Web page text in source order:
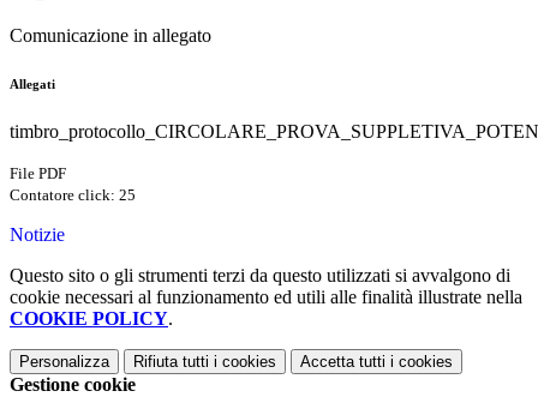
Comunicazione in allegato
Allegati
File PDF
Contatore click: 25
Notizie
Questo sito o gli strumenti terzi da questo utilizzati si avvalgono di
cookie necessari al funzionamento ed utili alle finalità illustrate nella
COOKIE POLICY.
Personalizza Rifiuta tutti i cookies Accetta tutti i cookies
Gestione cookie